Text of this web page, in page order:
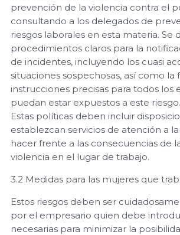
prevención de la violencia contra el
consultando a los delegados de
riesgos laborales en esta materia. Se
procedimientos claros para la
de incidentes, incluyendo los cuasi
situaciones sospechosas, así como la
instrucciones precisas para todos los
puedan estar expuestos a este riesgo.
Estas políticas deben incluir
establezcan servicios de atención a
hacer frente a las consecuencias de
violencia en el lugar de trabajo.
3.2 Medidas para las mujeres que
Estos riesgos deben ser
por el empresario quien debe
necesarias para minimizar la